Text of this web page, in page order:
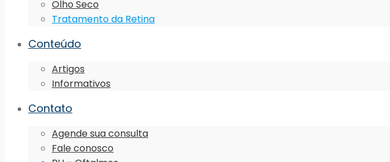
Olho Seco
Tratamento da Retina
Conteúdo
Artigos
Informativos
Contato
Agende sua consulta
Fale conosco